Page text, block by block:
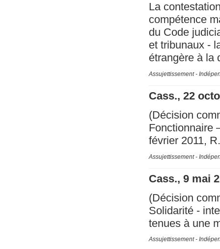
La
compétence
du Code
et tribunaux -
étrangère à la
Assujettissement -
Cass., 22
(Décision
Fonctionnaire
février 2011,
Assujettissement -
Cass., 9 mai
(Décision
Solidarité -
tenues à une
Assujettissement -